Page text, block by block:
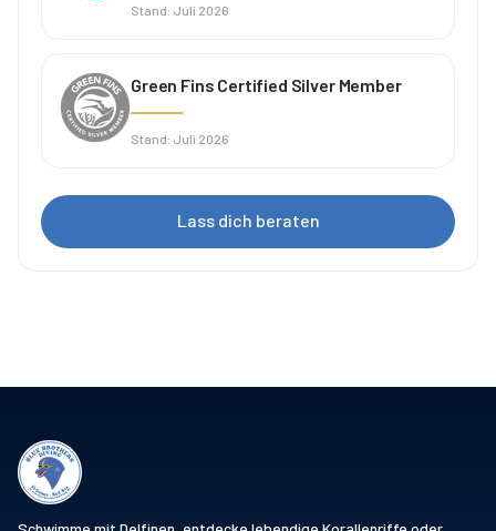
Stand: Juli 2026
Green Fins Certified Silver Member
Stand: Juli 2026
Lass dich beraten